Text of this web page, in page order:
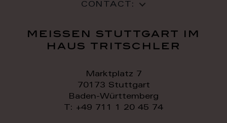
CONTACT:
meissen stuttgart im
haus tritschler
Marktplatz 7
70173 Stuttgart
Baden-Württemberg
T: +49 711 1 20 45 74